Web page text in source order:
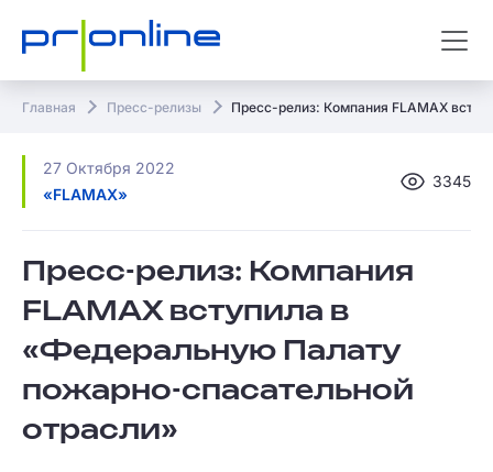
Главная Пресс-релизы Пресс-релиз: Компания FLAMAX
27 Октября 2022
«FLAMAX»
3345
Пресс-релиз: Компания
FLAMAX вступила в
«Федеральную Палату
пожарно-спасательной
отрасли»